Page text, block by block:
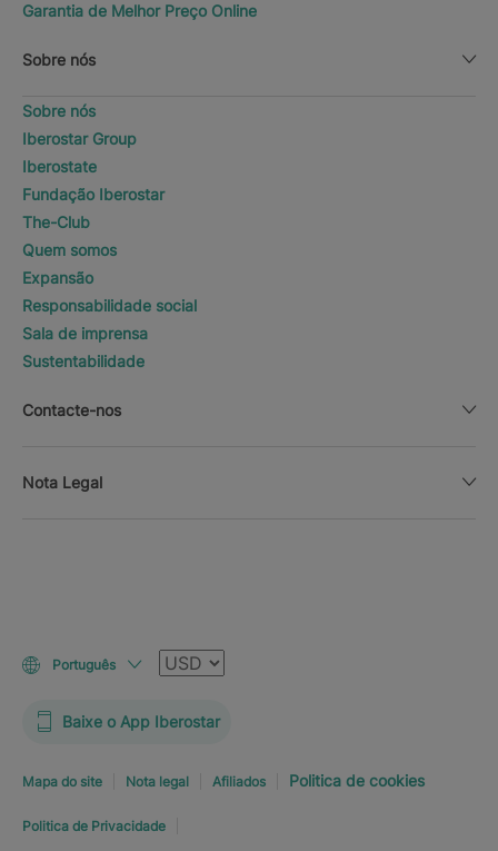
Garantia de Melhor Preço Online
Sobre nós
Sobre nós
Iberostar Group
Iberostate
Fundação Iberostar
The-Club
Quem somos
Expansão
Responsabilidade social
Sala de imprensa
Sustentabilidade
Contacte-nos
Nota Legal
Português Moeda
Baixe o App Iberostar
Mapa do site Nota legal Afiliados Politica de cookies
Politica de Privacidade